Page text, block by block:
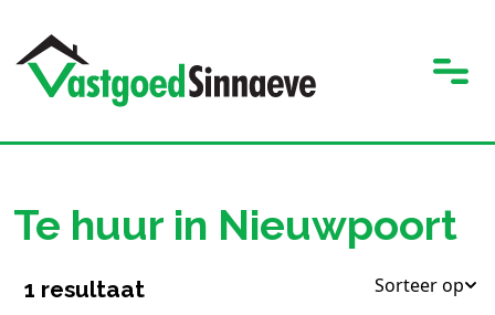
Te huur in Nieuwpoort
1 resultaat Sorteer op